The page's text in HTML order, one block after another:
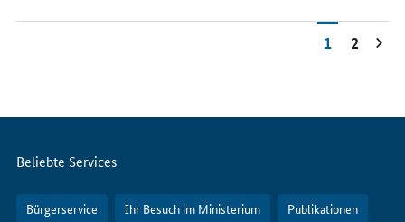
1 2
Servicemenü
Beliebte Services
Bürgerservice Ihr Besuch im Ministerium Publikationen